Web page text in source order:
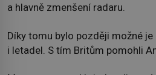
a hlavně zmenšení radaru.
Díky tomu bylo později možné
i letadel. S tím Britům pomohli